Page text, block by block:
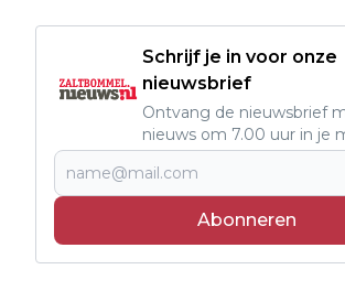
Schrijf je in voor onze
nieuwsbrief
Ontvang de nieuwsbrief
nieuws om 7.00 uur in je
Abonneren